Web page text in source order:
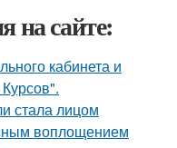
на сайте:
кабинета и
стала лицом
воплощением